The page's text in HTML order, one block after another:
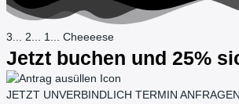
3... 2... 1... Cheeeese
Jetzt buchen und 25%
JETZT UNVERBINDLICH TERMIN ANFRAGEN